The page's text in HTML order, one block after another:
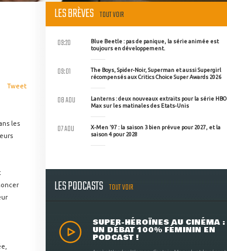
Tweet
les
LES BRÈVES TOUT VOIR
Blue Beetle : pas de panique, la série animée est
toujours en développement.
09:20
The Boys, Spider-Noir, Superman et aussi Supergirl
récompensés aux Critics Choice Super Awards 2026
09:01
Lanterns : deux nouveaux extraits pour la série HBO
Max sur les matinales des Etats-Unis
08 AOU
X-Men '97 : la saison 3 bien prévue pour 2027, et la
saison 4 pour 2028
07 AOU
LES PODCASTS TOUT VOIR
SUPER-HÉROÏNES AU CINÉMA :
UN DÉBAT 100% FÉMININ EN
PODCAST !